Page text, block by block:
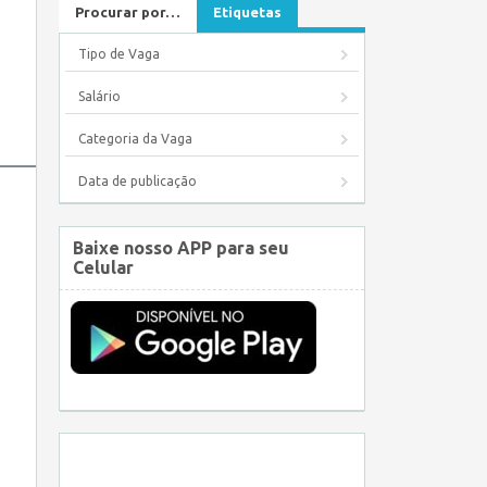
Procurar por… Etiquetas
Tipo de Vaga
Salário
Categoria da Vaga
Data de publicação
Baixe nosso APP para seu
Celular